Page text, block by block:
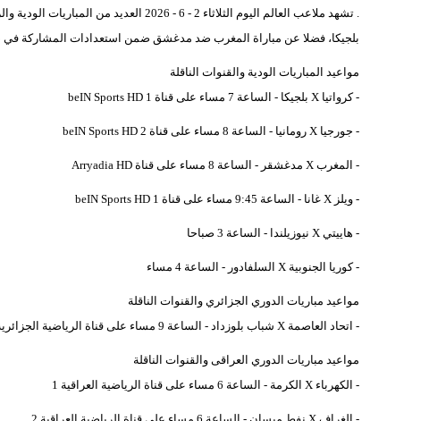
. تشهد ملاعب العالم اليوم الثلاثاء 2 - 6 -
بلجيكا، فضلا عن مباراة المغرب ضد مدغشق ضمن استعدادات المشاركة في
مواعيد المباريات الودية والقنوات الناقلة
- كرواتيا X بلجيكا - الساعة 7 مساء على قناة beIN Sports HD 1
- جورجيا X رومانيا - الساعة 8 مساء على قناة beIN Sports HD 2
- المغرب X مدغشقر - الساعة 8 مساء على قناة Arryadia HD
- ويلز X غانا - الساعة 9:45 مساء على قناة beIN Sports HD 1
- هاييتي X نيوزيلندا - الساعة 3 صباحا
- كوريا الجنوبية X السلفادور - الساعة 4 مساء
مواعيد مباريات الدوري الجزائري والقنوات الناقلة
- اتحاد العاصمة X شباب بلوزداد - الساعة 9 مساء على قناة الرياضية الجزائرية
مواعيد مباريات الدوري العراقى والقنوات الناقلة
- الكهرباء X الكرمة - الساعة 6 مساء على قناة الرياضية العراقية 1